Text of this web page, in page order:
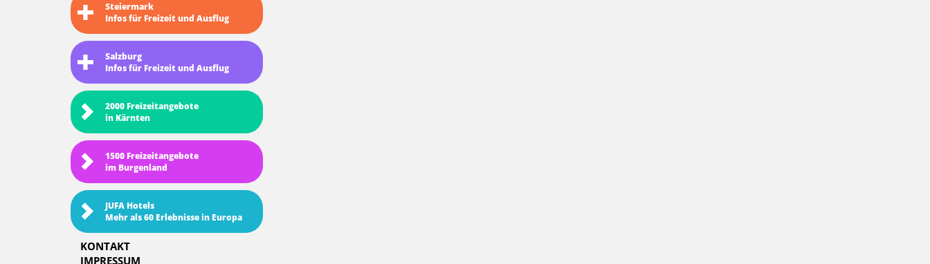
Steiermark
Infos für Freizeit und Ausflug
Salzburg
Infos für Freizeit und Ausflug
2000 Freizeitangebote
in Kärnten
1500 Freizeitangebote
im Burgenland
JUFA Hotels
Mehr als 60 Erlebnisse in Europa
KONTAKT
IMPRESSUM